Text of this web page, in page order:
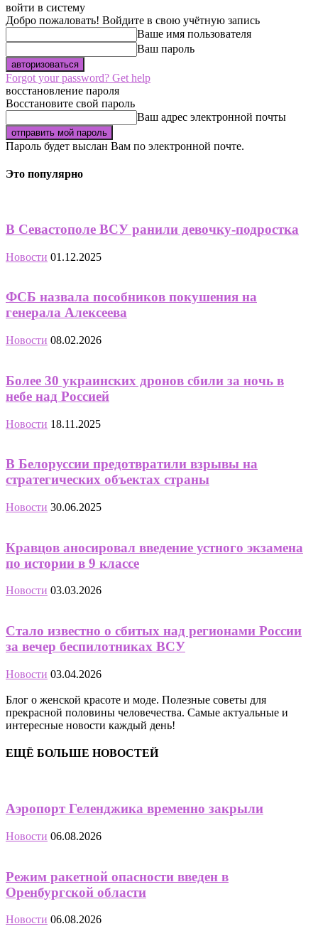
войти в систему
Добро пожаловать! Войдите в свою учётную запись
Ваше имя пользователя
Ваш пароль
Forgot your password? Get help
восстановление пароля
Восстановите свой пароль
Ваш адрес электронной почты
Пароль будет выслан Вам по электронной почте.
Это популярно
В Севастополе ВСУ ранили девочку-подростка
Новости 01.12.2025
ФСБ назвала пособников покушения на
генерала Алексеева
Новости 08.02.2026
Более 30 украинских дронов сбили за ночь в
небе над Россией
Новости 18.11.2025
В Белоруссии предотвратили взрывы на
стратегических объектах страны
Новости 30.06.2025
Кравцов аносировал введение устного экзамена
по истории в 9 классе
Новости 03.03.2026
Стало известно о сбитых над регионами России
за вечер беспилотниках ВСУ
Новости 03.04.2026
Блог о женской красоте и моде. Полезные советы для
прекрасной половины человечества. Самые актуальные и
интересные новости каждый день!
ЕЩЁ БОЛЬШЕ НОВОСТЕЙ
Аэропорт Геленджика временно закрыли
Новости 06.08.2026
Режим ракетной опасности введен в
Оренбургской области
Новости 06.08.2026